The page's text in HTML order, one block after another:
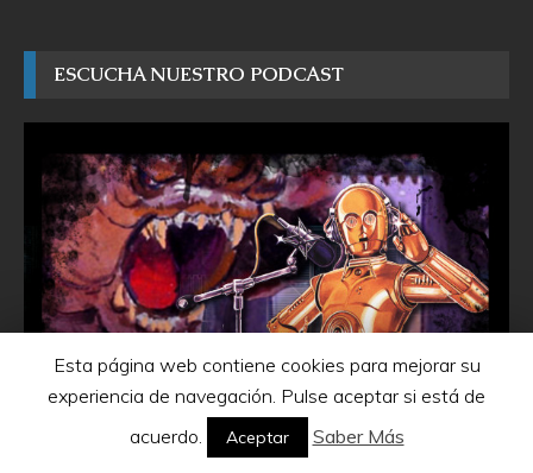
ESCUCHA NUESTRO PODCAST
Esta página web contiene cookies para mejorar su
experiencia de navegación. Pulse aceptar si está de
acuerdo.
Aceptar Saber Más